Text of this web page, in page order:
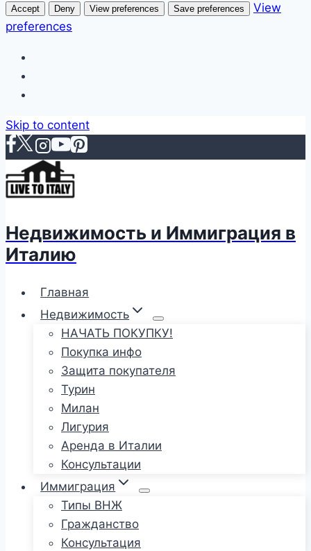
Accept Deny View preferences Save preferences
View
preferences
Skip to content
Недвижимость и Иммиграция в
Италию
Главная
Недвижимость
НАЧАТЬ ПОКУПКУ!
Покупка инфо
Защита покупателя
Турин
Милан
Лигурия
Аренда в Италии
Консультации
Иммиграция
Типы ВНЖ
Гражданство
Консультация